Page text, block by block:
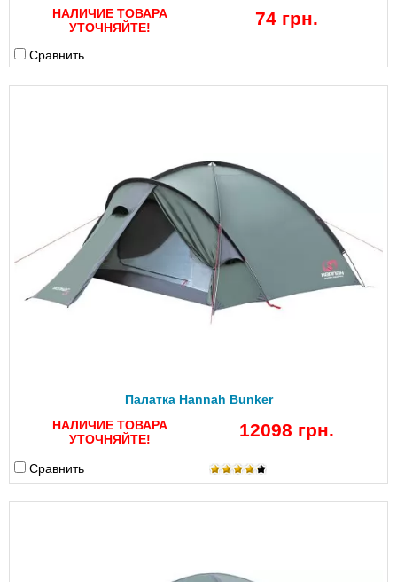
НАЛИЧИЕ ТОВАРА
УТОЧНЯЙТЕ!
74 грн.
Сравнить
Палатка Hannah Bunker
НАЛИЧИЕ ТОВАРА
УТОЧНЯЙТЕ!
12098 грн.
Сравнить